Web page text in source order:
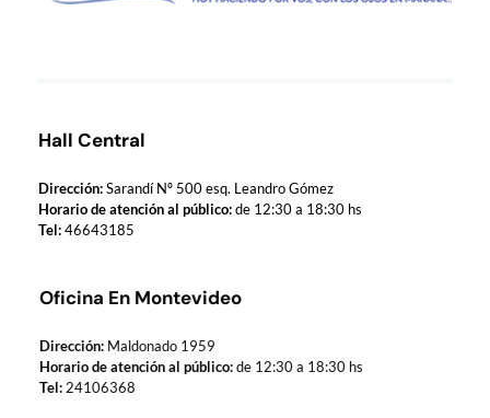
Hall Central
Dirección:Sarandí Nº 500 esq. Leandro Gómez
Horario de atención al público:de 12:30 a 18:30 hs
Tel:46643185
Oficina En Montevideo
Dirección:Maldonado 1959
Horario de atención al público:de 12:30 a 18:30 hs
Tel:24106368